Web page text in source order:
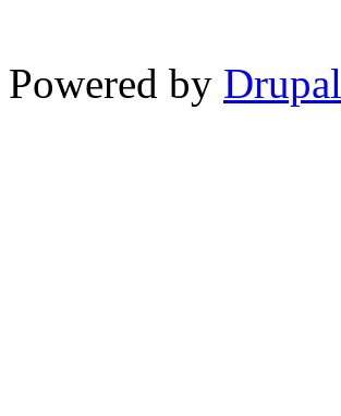
Powered by Drupal